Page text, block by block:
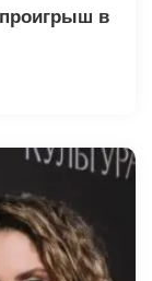
проигрыш в